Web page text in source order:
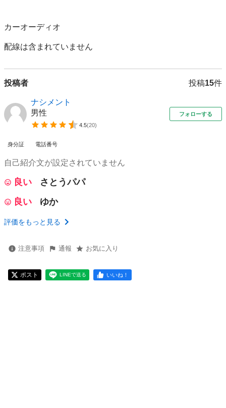
カーオーディオ
配線は含まれていません
投稿者 投稿15件
ナシメント
男性
4.5(20)
フォローする
身分証 電話番号
自己紹介文が設定されていません
良い
さとうパパ
良い
ゆか
評価をもっと見る
注意事項 通報 お気に入り
ポスト LINEで送る いいね！